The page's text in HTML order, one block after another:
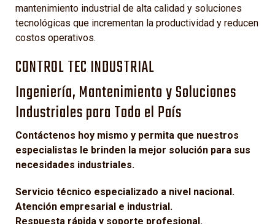
mantenimiento industrial de alta calidad y soluciones
tecnológicas que incrementan la productividad y reducen
costos operativos.
CONTROL TEC INDUSTRIAL
Ingeniería, Mantenimiento y Soluciones
Industriales para Todo el País
Contáctenos hoy mismo y permita que nuestros
especialistas le brinden la mejor solución para sus
necesidades industriales.
Servicio técnico especializado a nivel nacional.
Atención empresarial e industrial.
Respuesta rápida y soporte profesional.